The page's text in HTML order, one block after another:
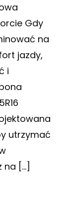
Gdy
na
jazdy,
i
utrzymać
na […]